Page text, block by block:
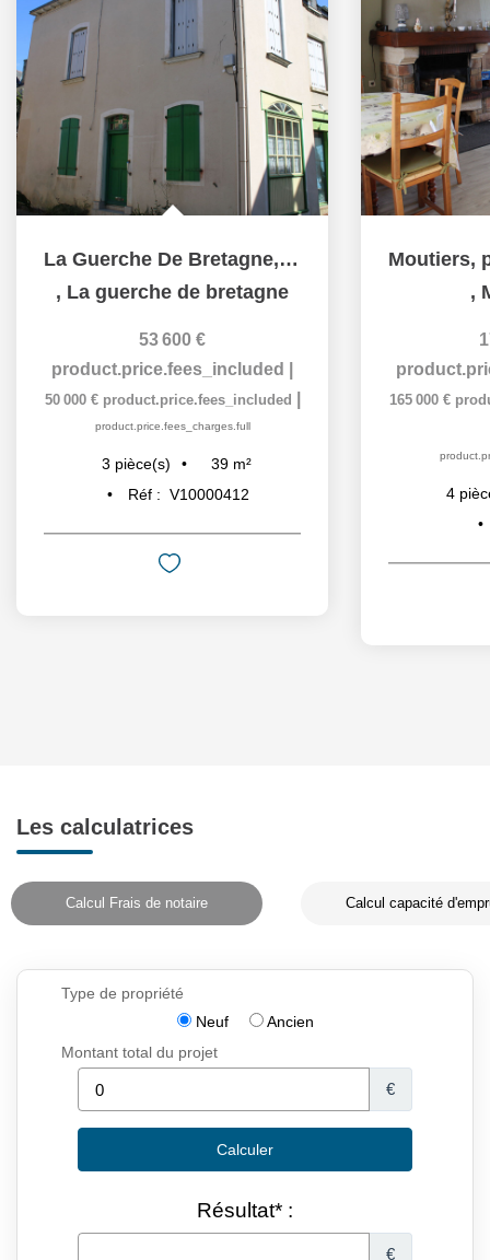
La Guerche De Bretagne, maison en centre-ville.
, La guerche de bretagne
53 600 €
product.price.fees_included
50 000 € product.price.fees_included
product.price.fees_charges.full
3 pièce(s) 39 m²
Réf : V10000412
,
165 000 €
4
Les calculatrices
Calcul Frais de notaire Calcul capacité